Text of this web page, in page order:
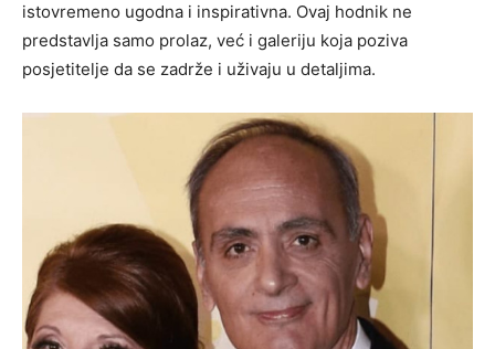
istovremeno ugodna i inspirativna. Ovaj hodnik ne
predstavlja samo prolaz, već i galeriju koja poziva
posjetitelje da se zadrže i uživaju u detaljima.